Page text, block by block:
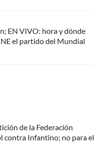
EN VIVO: hora y dónde
el partido del Mundial
de la Federación
contra Infantino; no para el